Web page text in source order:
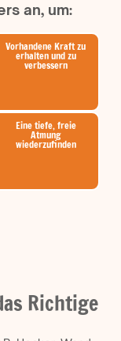
an, um:
Vorhandene Kraft zu
erhalten und zu
verbessern
Eine tiefe, freie
Atmung
wiederzufinden
Richtige